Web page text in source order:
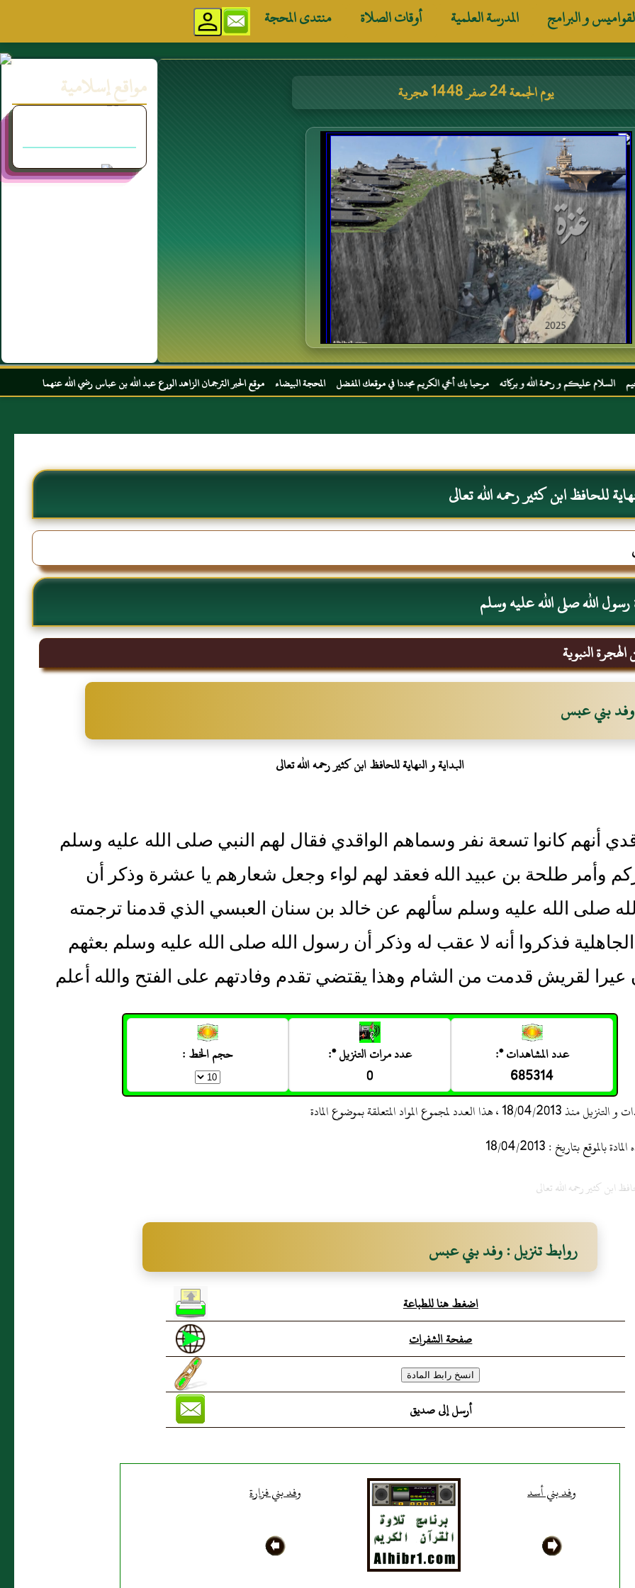
و البرامج المدرسة العلمية أوقات الصلاة منتدى المحجة
يوم الجمعة 24 صفر 1448 هجرية مواقع إسلامية
و رحمة الله و بركاته مرحبا بك أخي الكريم مجددا في موقعك المفضل المحجة البيضاء موقع الحبر الترجمان الزاهد الورع عبد الله بن عباس رضي الله عنهما
للحافظ ابن كثير رحمه الله تعالى
الله صلى الله عليه وسلم
النبوية
وفد بني عبس
البداية و النهاية للحافظ ابن كثير رحمه الله تعالى
أنهم كانوا تسعة نفر وسماهم الواقدي فقال لهم النبي صلى الله عليه وسلم
وأمر طلحة بن عبيد الله فعقد لهم لواء وجعل شعارهم يا عشرة وذكر أن
صلى الله عليه وسلم سألهم عن خالد بن سنان العبسي الذي قدمنا ترجمته
فذكروا أنه لا عقب له وذكر أن رسول الله صلى الله عليه وسلم بعثهم
لقريش قدمت من الشام وهذا يقتضي تقدم وفادتهم على الفتح والله أعلم
عدد المشاهدات *:
685314
عدد مرات التنزيل *:
0
حجم الخط :
العدد لمجموع المواد المتعلقة بموضوع المادة
بتاريخ : 18/04/2013
ابن كثير رحمه الله تعالى
روابط تنزيل : وفد بني عبس
اضغط هنا للطباعة
صفحة الشفرات
أرسل إلى صديق
وفد بني أسد وفد بني فزارة